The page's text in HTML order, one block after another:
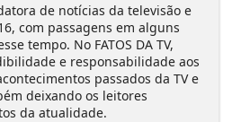
de notícias da televisão e
com passagens em alguns
tempo. No FATOS DA TV,
e responsabilidade aos
passados da TV e
deixando os leitores
da atualidade.